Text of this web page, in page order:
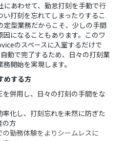
にあわせて、勤怠打刻を手動で行
打刻を忘れてしまったりするこ
定型業務だからこそ、少しの手間
になることもあります。このワ
のスペースに入室するだけで
動で完了するため、日々の打刻業
開始を実現します。
めする方
を併用し、日々の打刻の手間をな
化し、打刻忘れを未然に防ぎた
の方
勤務体験をよりシームレスに